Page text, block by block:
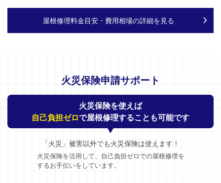
屋根修理料金目安・費用相場の詳細を見る
火災保険申請サポート
火災保険を使えば
自己負担ゼロで屋根修理することも可能です
「火災」被害以外でも火災保険は使えます！
火災保険を活用して、自己負担ゼロでの屋根修理を
するお手伝いをしています。